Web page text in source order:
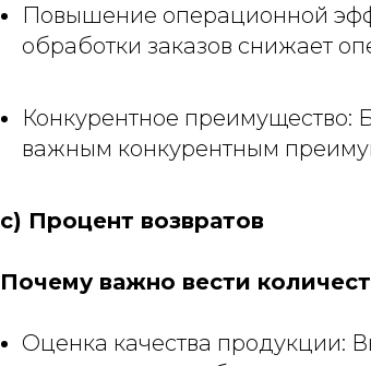
Повышение операционной
обработки заказов снижает
Конкурентное преимущество:
важным конкурентным
c) Процент возвратов
Почему важно вести
Оценка качества продукции: